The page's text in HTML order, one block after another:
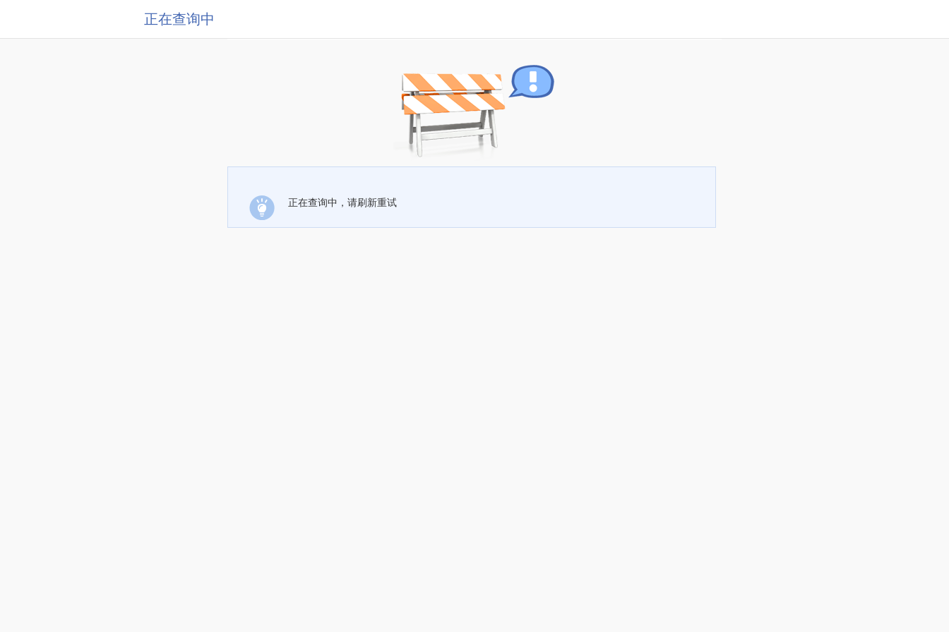
正在查询中
正在查询中，请刷新重试